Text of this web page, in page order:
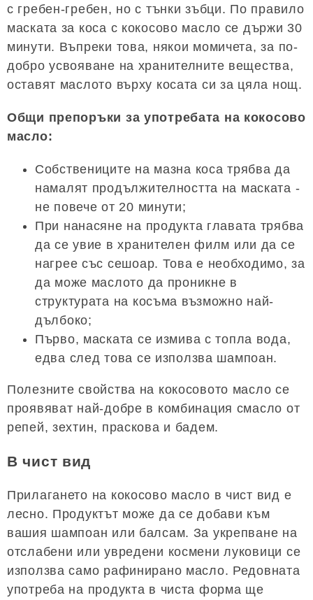
с гребен-гребен, но с тънки зъбци. По правило
маската за коса с кокосово масло се държи 30
минути. Въпреки това, някои момичета, за по-
добро усвояване на хранителните вещества,
оставят маслото върху косата си за цяла нощ.
Общи препоръки за употребата на кокосово
масло:
Собствениците на мазна коса трябва да
намалят продължителността на маската -
не повече от 20 минути;
При нанасяне на продукта главата трябва
да се увие в хранителен филм или да се
нагрее със сешоар. Това е необходимо, за
да може маслото да проникне в
структурата на косъма възможно най-
дълбоко;
Първо, маската се измива с топла вода,
едва след това се използва шампоан.
Полезните свойства на кокосовото масло се
проявяват най-добре в комбинация смасло от
репей, зехтин, праскова и бадем.
В чист вид
Прилагането на кокосово масло в чист вид е
лесно. Продуктът може да се добави към
вашия шампоан или балсам. За укрепване на
отслабени или увредени космени луковици се
използва само рафинирано масло. Редовната
употреба на продукта в чиста форма ще